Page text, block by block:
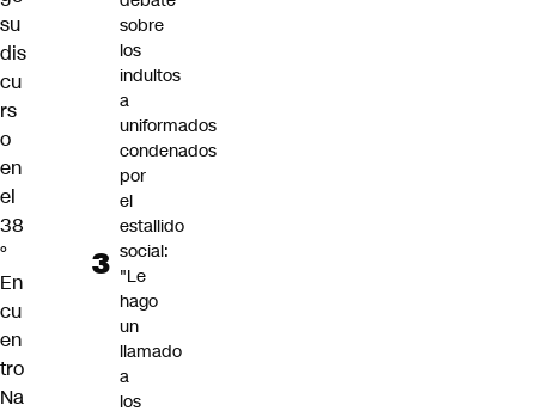
su
dis
cu
rs
o
en
el
38
°
En
cu
en
tro
Na
sobre
los
indultos
a
uniformados
condenados
por
el
estallido
social:
"Le
hago
un
llamado
a
los